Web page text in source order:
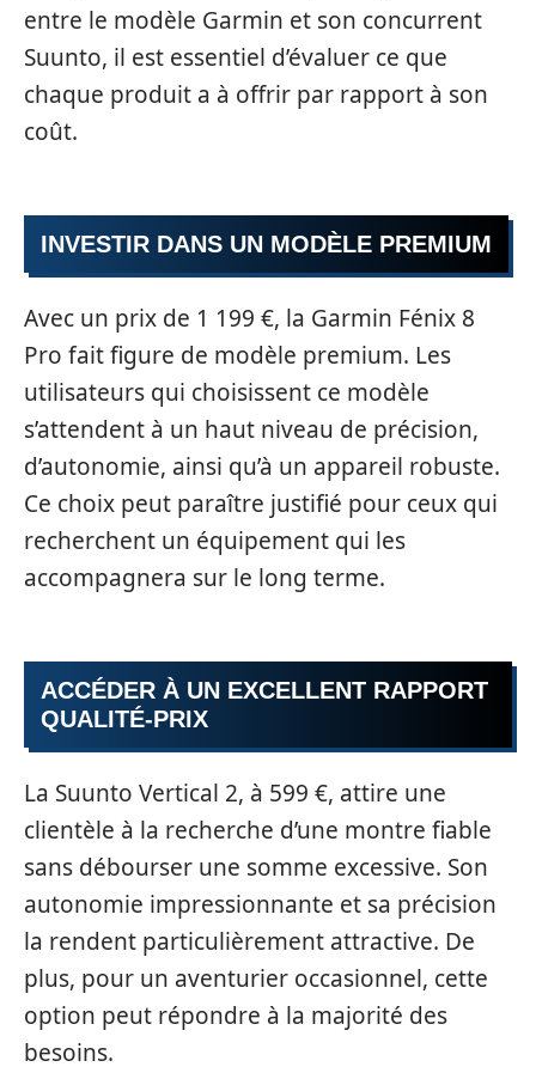
entre le modèle Garmin et son concurrent
Suunto, il est essentiel d’évaluer ce que
chaque produit a à offrir par rapport à son
coût.
INVESTIR DANS UN MODÈLE PREMIUM
Avec un prix de 1 199 €, la Garmin Fénix 8
Pro fait figure de modèle premium. Les
utilisateurs qui choisissent ce modèle
s’attendent à un haut niveau de précision,
d’autonomie, ainsi qu’à un appareil robuste.
Ce choix peut paraître justifié pour ceux qui
recherchent un équipement qui les
accompagnera sur le long terme.
ACCÉDER À UN EXCELLENT RAPPORT
QUALITÉ-PRIX
La Suunto Vertical 2, à 599 €, attire une
clientèle à la recherche d’une montre fiable
sans débourser une somme excessive. Son
autonomie impressionnante et sa précision
la rendent particulièrement attractive. De
plus, pour un aventurier occasionnel, cette
option peut répondre à la majorité des
besoins.